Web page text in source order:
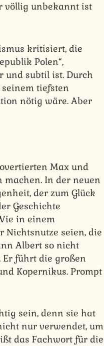
völlig unbekannt ist
kritisiert, die
Polen“,
und subtil ist. Durch
tiefsten
nötig wäre. Aber
Max und
In der neuen
der zum Glück
Geschichte
in einem
Nichtsnutze seien, die
Albert so nicht
Er führt die großen
Kopernikus. Prompt
sein, denn sie hat
nur verwendet, um
das Fachwort für die